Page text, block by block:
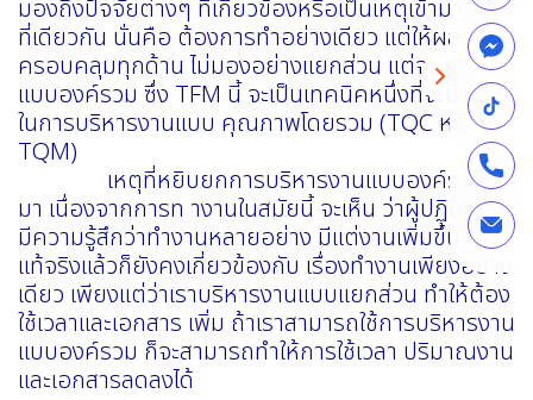
มองถึงปัจจัยต่างๆ ที่เกี่ยวข้องหรือเป็นเหตุเข้ามาอยู่ใน
ที่เดียวกัน นั่นคือ ต้องการทำอย่างเดียว แต่ให้ผล
ครอบคลุมทุกด้าน ไม่มองอย่างแยกส่วน แต่จะมอง
แบบองค์รวม ซึ่ง TFM นี้ จะเป็นเทคนิคหนึ่งที่จะนำมาใช้
ในการบริหารงานแบบ คุณภาพโดยรวม (TQC หรือ
TQM)
เหตุที่หยิบยกการบริหารงานแบบองค์รวมขึ้น
มา เนื่องจากการท างานในสมัยนี้ จะเห็น ว่าผู้ปฏิบัติงาน
มีความรู้สึกว่าทำงานหลายอย่าง มีแต่งานเพิ่มขึ้นมา
แท้จริงแล้วก็ยังคงเกี่ยวข้องกับ เรื่องทำงานเพียงอย่าง
เดียว เพียงแต่ว่าเราบริหารงานแบบแยกส่วน ทำให้ต้อง
ใช้เวลาและเอกสาร เพิ่ม ถ้าเราสามารถใช้การบริหารงาน
แบบองค์รวม ก็จะสามารถทำให้การใช้เวลา ปริมาณงาน
และเอกสารลดลงได้